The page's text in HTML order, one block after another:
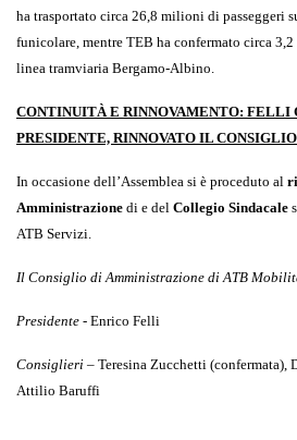
ha trasportato circa 26,8 milioni di passeggeri
funicolare, mentre TEB ha confermato circa
linea tramviaria Bergamo-Albino.
CONTINUITÀ E RINNOVAMENTO: FELLI
PRESIDENTE, RINNOVATO IL
In occasione dell’Assemblea si è proceduto al
Amministrazione di e del Collegio Sindacale
ATB Servizi.
Il Consiglio di Amministrazione di ATB
Presidente - Enrico Felli
Consiglieri – Teresina Zucchetti (confermata),
Attilio Baruffi